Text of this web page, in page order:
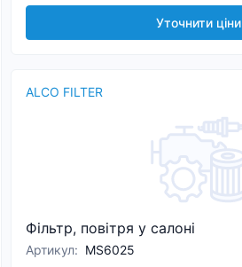
Уточнити ціни
ALCO FILTER
Фільтр, повітря у салоні
Артикул: MS6025